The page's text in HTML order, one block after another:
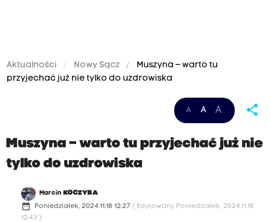
Aktualności Nowy Sącz
Muszyna – warto tu
przyjechać już nie tylko do uzdrowiska
A A A share
Muszyna – warto tu przyjechać już nie
tylko do uzdrowiska
Marcin KOCZYBA
date_range Poniedziałek, 2024.11.18 12:27 ( Edytowany Poniedziałek, 2024.11.18
12:43 )